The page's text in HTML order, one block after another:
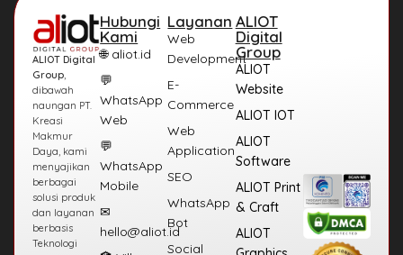
ALIOT Digital
Group,
dibawah
naungan PT.
Kreasi
Makmur
Daya, kami
menyajikan
berbagai
solusi produk
dan layanan
berbasis
Teknologi
Hubungi
Kami
🌐 aliot.id
💬
WhatsApp
Web
💬
WhatsApp
Mobile
✉
hello@aliot.id
Layanan
Web
Development
E-
Commerce
Web
Application
SEO
WhatsApp
Bot
Social
ALIOT
Digital
Group
ALIOT
Website
ALIOT IOT
ALIOT
Software
ALIOT Print
& Craft
ALIOT